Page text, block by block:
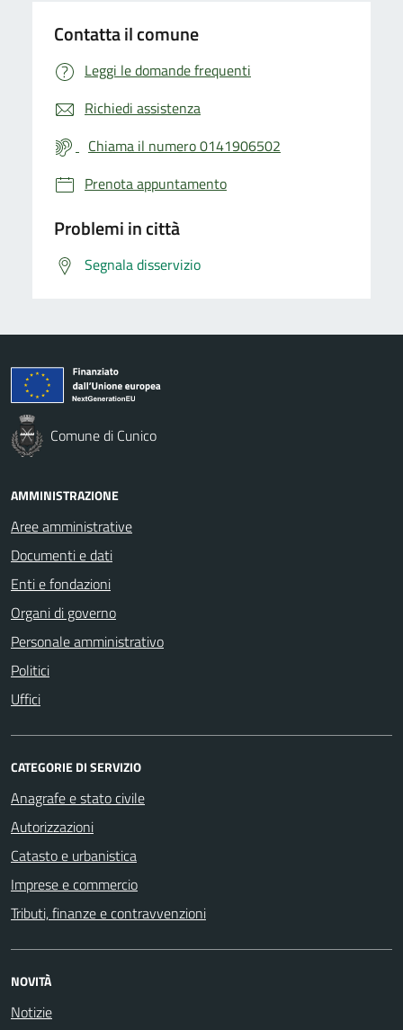
Contatta il comune
Leggi le domande frequenti
Richiedi assistenza
Chiama il numero 0141906502
Prenota appuntamento
Problemi in città
Segnala disservizio
Comune di Cunico
AMMINISTRAZIONE
Aree amministrative
Documenti e dati
Enti e fondazioni
Organi di governo
Personale amministrativo
Politici
Uffici
CATEGORIE DI SERVIZIO
Anagrafe e stato civile
Autorizzazioni
Catasto e urbanistica
Imprese e commercio
Tributi, finanze e contravvenzioni
NOVITÀ
Notizie